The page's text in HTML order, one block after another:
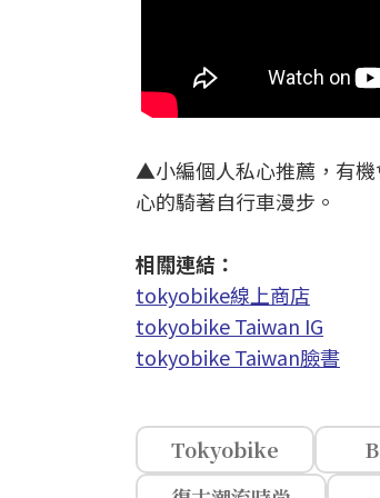
▲小編個人私心推薦，有
心的騎著自行車漫步。
相關連結：
tokyobike線上商店
tokyobike Taiwan IG
tokyobike Taiwan臉書
Tokyobike